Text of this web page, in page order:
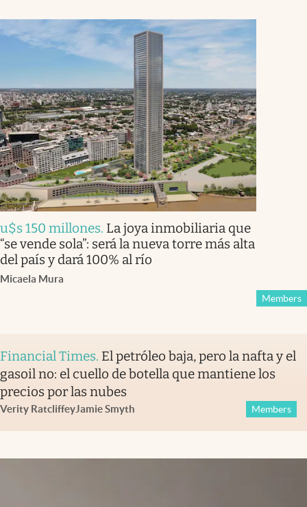
u$s 150 millones. La joya inmobiliaria que
“se vende sola”: será la nueva torre más alta
del país y dará 100% al río
Micaela Mura
Members
Financial Times. El petróleo baja, pero la nafta y el
gasoil no: el cuello de botella que mantiene los
precios por las nubes
Verity RatcliffeyJamie Smyth Members